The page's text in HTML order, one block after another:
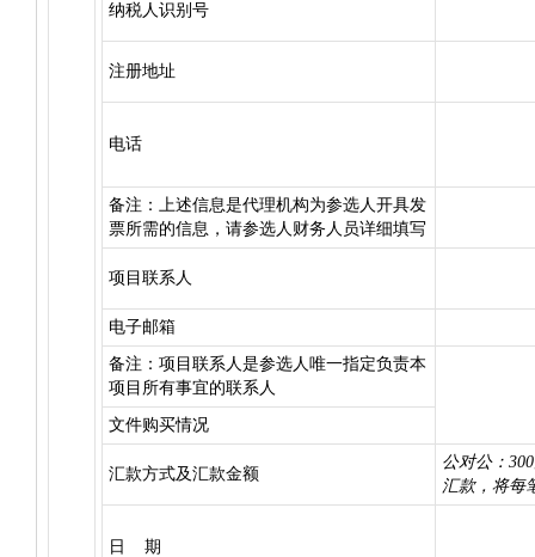
纳税人识别号
注册地址
电话
备注：上述信息是代理机构为参选人开具发
票所需的信息，请参选人财务人员详细填写
项目联系人
电子邮箱
备注：项目联系人是参选人唯一指定负责本
项目所有事宜的联系人
文件购买情况
汇款方式及汇款金额
公对公：
汇款，将每
日 期